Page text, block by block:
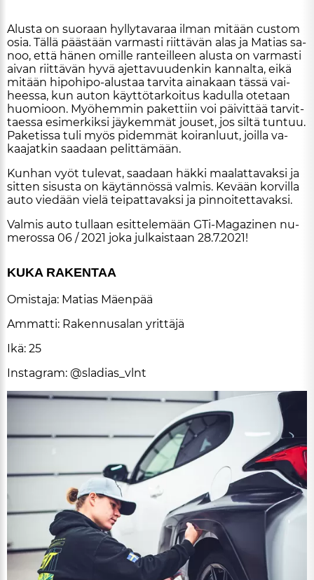
Alus­ta on suo­raan hyl­ly­ta­va­raa il­man mi­tään cus­tom
osia. Täl­lä pääs­tään var­mas­ti riit­tä­vän alas ja Ma­ti­as sa­
noo, et­tä hä­nen omil­le ran­teil­leen alus­ta on var­mas­ti
ai­van riit­tä­vän hyvä ajet­ta­vuu­den­kin kan­nal­ta, ei­kä
mi­tään hi­po­hi­po-alus­taa tar­vi­ta ai­na­kaan täs­sä vai­
hees­sa, kun au­ton käyt­tö­tar­koi­tus ka­dul­la ote­taan
huo­mi­oon. Myö­hem­min pa­ket­tiin voi päi­vit­tää tar­vit­
ta­es­sa esi­mer­kik­si jäy­kem­mät jou­set, jos sil­tä tun­tuu.
Pa­ke­tis­sa tuli myös pi­dem­mät koi­ran­luut, joil­la va­
kaa­jat­kin saa­daan pe­lit­tä­mään.
Kun­han vyöt tu­le­vat, saa­daan häk­ki maa­lat­ta­vak­si ja
sit­ten si­sus­ta on käy­tän­nös­sä val­mis. Ke­vään kor­vil­la
au­to vie­dään vie­lä tei­pat­ta­vak­si ja pin­noi­tet­ta­vak­si.
Val­mis au­to tul­laan esit­te­le­mään GTi-Ma­ga­zi­nen nu­
me­ros­sa 06 / 2021 joka jul­kais­taan 28.7.2021!
KUKA RA­KEN­TAA
Omis­ta­ja: Ma­ti­as Mä­en­pää
Am­mat­ti: Ra­ken­nu­sa­lan yrit­tä­jä
Ikä: 25
Ins­tag­ram: @sla­di­as_vlnt